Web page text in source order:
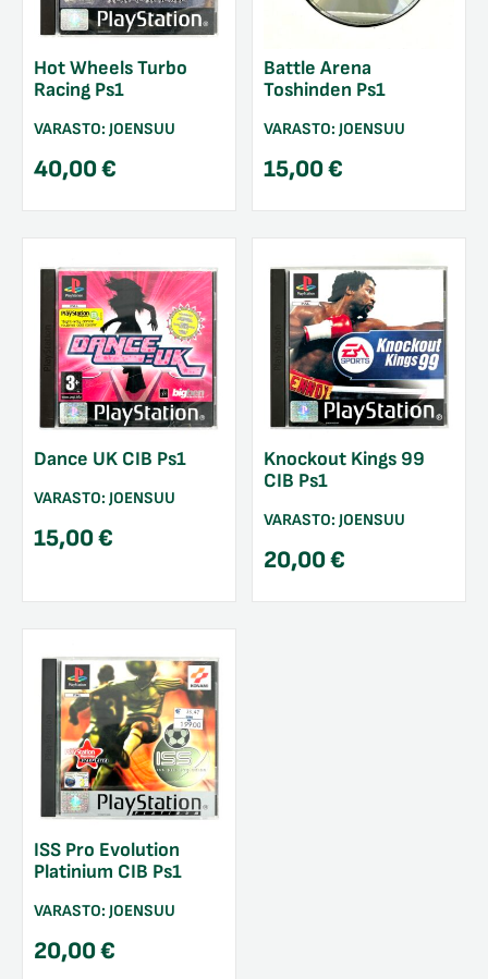
Hot Wheels Turbo
Racing Ps1
VARASTO: JOENSUU
40,00€
Battle Arena
Toshinden Ps1
VARASTO: JOENSUU
15,00€
Dance UK CIB Ps1
VARASTO: JOENSUU
15,00€
Knockout Kings 99
CIB Ps1
VARASTO: JOENSUU
20,00€
ISS Pro Evolution
Platinium CIB Ps1
VARASTO: JOENSUU
20,00€